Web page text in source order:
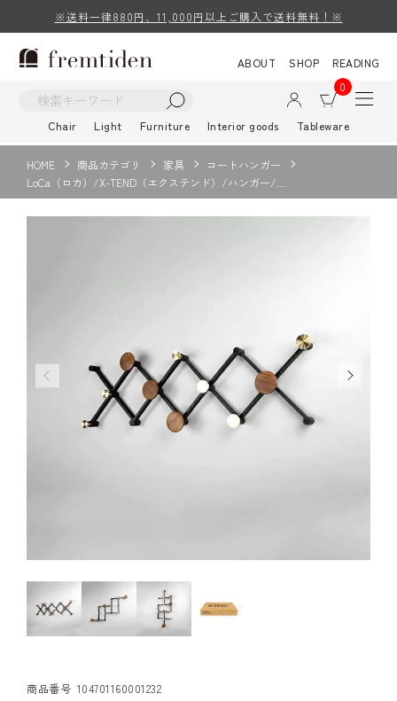
※送料一律880円、11,000円以上ご購入で送料無料！※
ABOUT SHOP
READING
0
Chair Light Furniture Interior goods Tableware
HOME 商品カテゴリ 家具
コートハンガー
LoCa（ロカ）/X-TEND（エクステンド）/ハンガー/…
商品番号 104701160001232